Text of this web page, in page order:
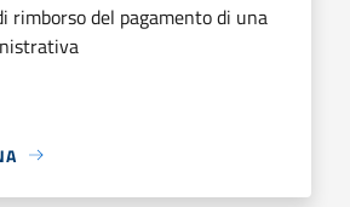
rimborso del pagamento di una